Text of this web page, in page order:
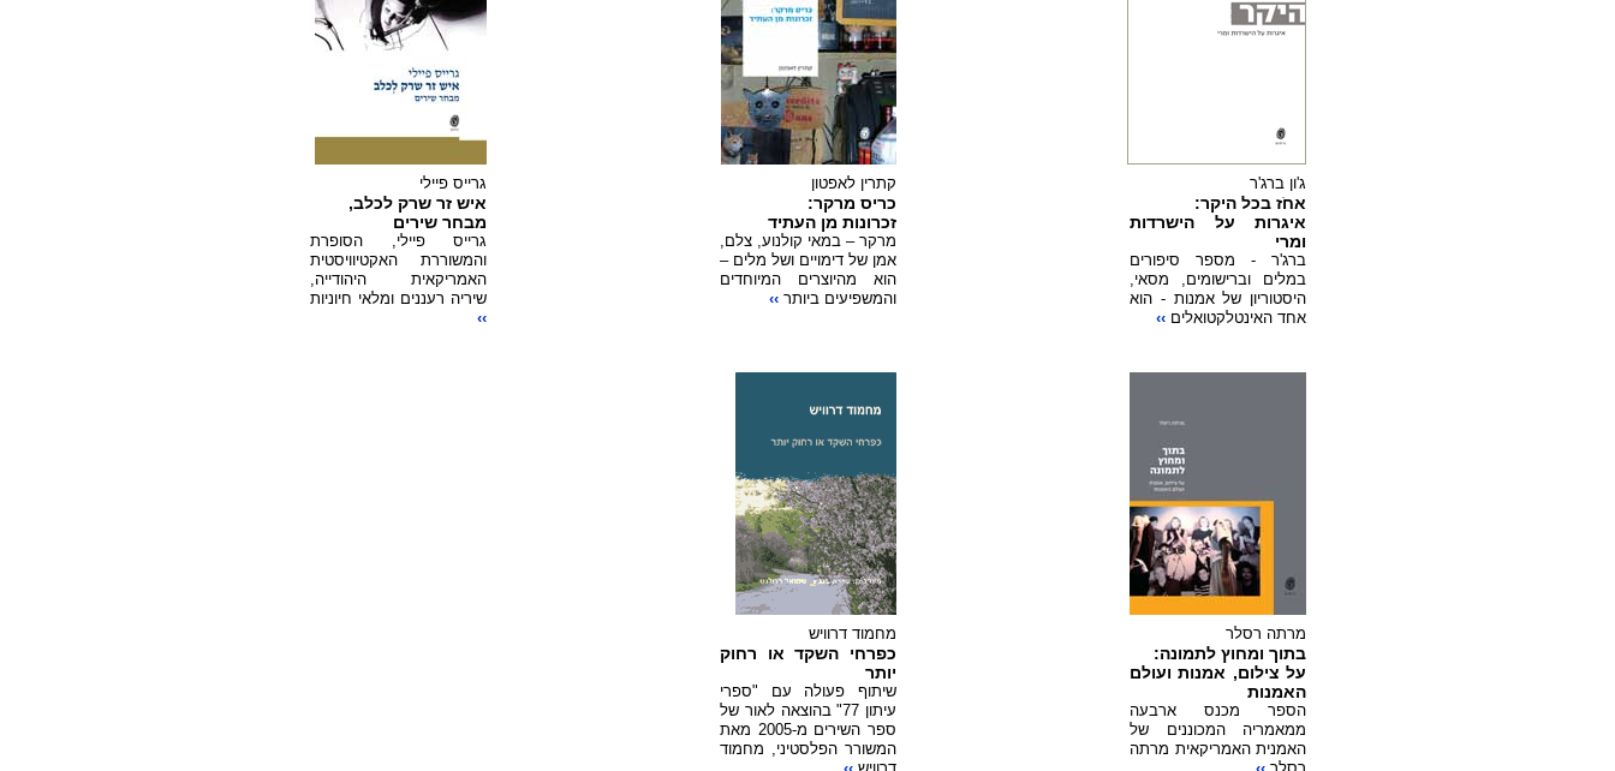
ג'ון ברג'ר
אחֹז בכל היקר:
איגרות על הישרדות
ומרי
ברג'ר - מספר סיפורים
במלים וברישומים, מסאי,
היסטוריון של אמנות - הוא
אחד האינטלקטואלים ››
קתרין לאפטון
כריס מרקר:
זכרונות מן העתיד
מרקר – במאי קולנוע, צלם,
אמן של דימויים ושל מלים –
הוא מהיוצרים המיוחדים
והמשפיעים ביותר ››
גרייס פיילי
איש זר שרק לכלב,
מבחר שירים
גרייס פיילי, הסופרת
והמשוררת האקטיוויסטית
האמריקאית היהודייה,
שיריה רעננים ומלאי חיוניות
››
מרתה רסלר
בתוך ומחוץ לתמונה:
על צילום, אמנות ועולם
האמנות
הספר מכנס ארבעה
ממאמריה המכוננים של
האמנית האמריקאית מרתה
מחמוד דרוויש
כפרחי השקד או רחוק
יותר
שיתוף פעולה עם "ספרי
עיתון 77" בהוצאה לאור של
ספר השירים מ-2005 מאת
המשורר הפלסטיני, מחמוד